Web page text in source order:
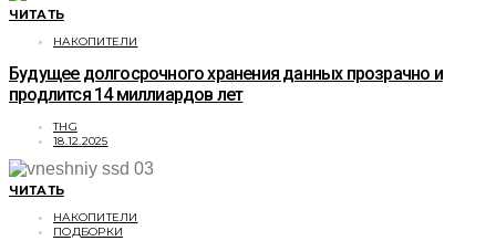
ЧИТАТЬ
НАКОПИТЕЛИ
Будущее долгосрочного хранения данных прозрачно и
продлится 14 миллиардов лет
THG
18.12.2025
ЧИТАТЬ
НАКОПИТЕЛИ
ПОДБОРКИ